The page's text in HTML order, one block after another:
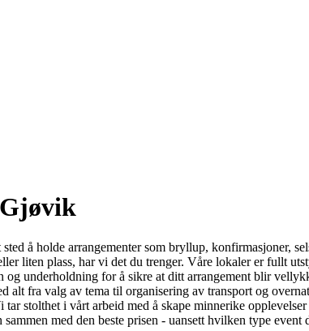
å holde arrangementer som bryllup, konfirmasjoner,
liten plass, har vi det du trenger. Våre lokaler er fullt
og underholdning for å sikre at ditt arrangement blir
alt fra valg av tema til organisering av transport og
stolthet i vårt arbeid med å skape minnerike
med den beste prisen - uansett hvilken type